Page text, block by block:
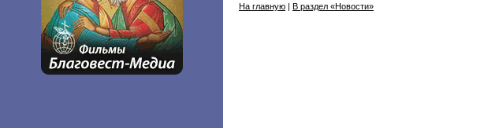
На главную | В раздел «Новости»